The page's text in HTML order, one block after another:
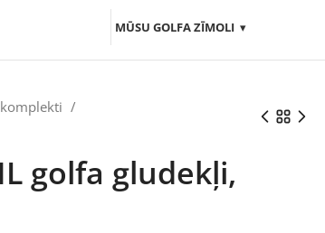
MŪSU GOLFA ZĪMOLI
golfa gludekļi,